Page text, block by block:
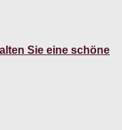
Sie eine schöne